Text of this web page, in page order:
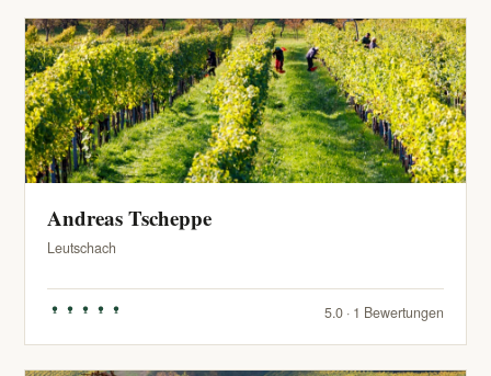
Andreas Tscheppe
Leutschach
5.0 · 1 Bewertungen